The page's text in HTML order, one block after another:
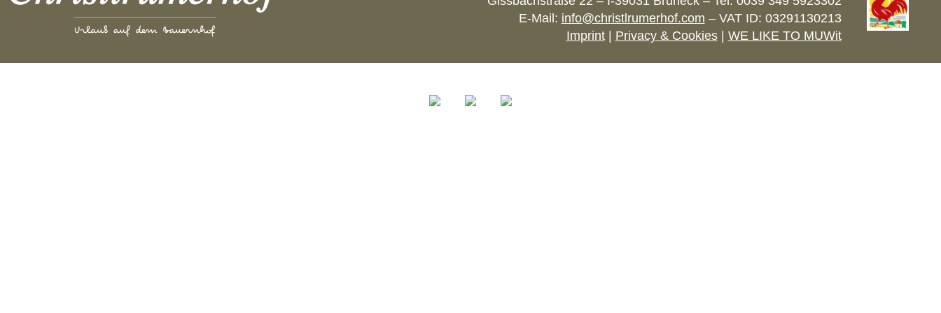
E-Mail: info@christlrumerhof.com – VAT ID: 03291130213
Imprint| Privacy & Cookies| WE LIKE TO MUWit